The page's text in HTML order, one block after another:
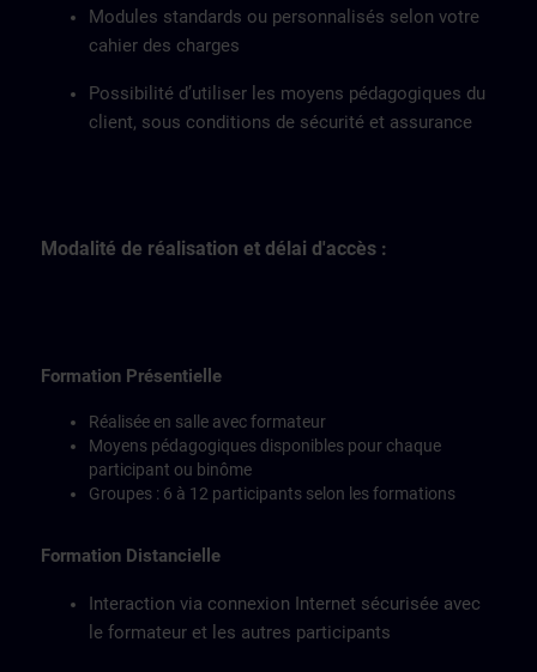
Modules standards ou personnalisés selon votre
cahier des charges
Possibilité d’utiliser les moyens pédagogiques du
client, sous conditions de sécurité et assurance
Modalité de réalisation et délai d'accès :
Formation Présentielle
Réalisée en salle avec formateur
Moyens pédagogiques disponibles pour chaque
participant ou binôme
Groupes : 6 à 12 participants selon les formations
Formation Distancielle
Interaction via connexion Internet sécurisée avec
le formateur et les autres participants